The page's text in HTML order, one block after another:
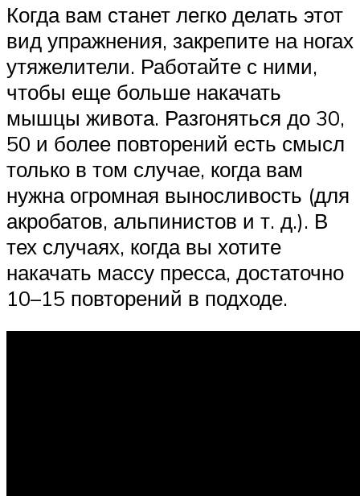
Когда вам станет легко делать этот
вид упражнения, закрепите на ногах
утяжелители. Работайте с ними,
чтобы еще больше накачать
мышцы живота. Разгоняться до 30,
50 и более повторений есть смысл
только в том случае, когда вам
нужна огромная выносливость (для
акробатов, альпинистов и т. д.). В
тех случаях, когда вы хотите
накачать массу пресса, достаточно
10–15 повторений в подходе.